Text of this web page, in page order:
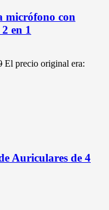
micrófono con
en 1
El precio original era:
Auriculares de 4